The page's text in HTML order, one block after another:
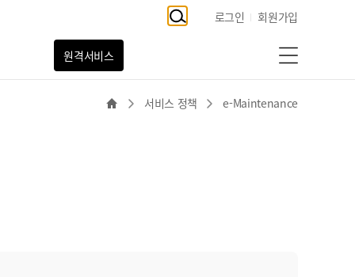
로그인 회원가입
원격서비스
서비스 정책 e-Maintenance